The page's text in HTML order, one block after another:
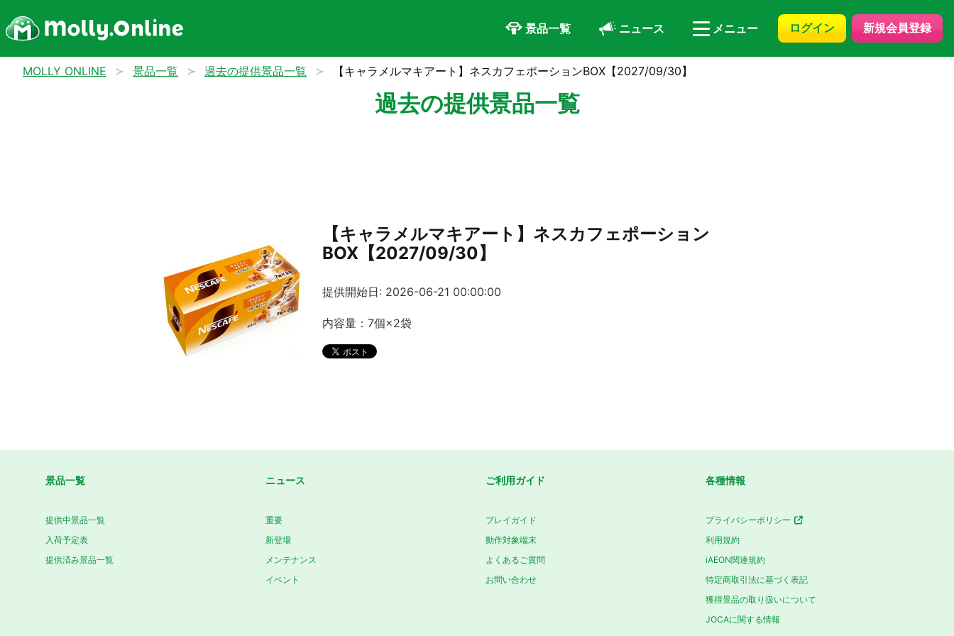
景品一覧 ニュース メニュー ログイン 新規会員登録
MOLLY ONLINE 景品一覧 過去の提供景品一覧 【キャラメルマキアート】ネスカフェポーションBOX【2027/09/30】
過去の提供景品一覧
【キャラメルマキアート】ネスカフェポーション
BOX【2027/09/30】
提供開始日: 2026-06-21 00:00:00
内容量：7個×2袋
景品一覧
提供中景品一覧
入荷予定表
提供済み景品一覧
ニュース
重要
新登場
メンテナンス
イベント
ご利用ガイド
プレイガイド
動作対象端末
よくあるご質問
お問い合わせ
各種情報
プライバシーポリシー
利用規約
iAEON関連規約
特定商取引法に基づく表記
獲得景品の取り扱いについて
JOCAに関する情報